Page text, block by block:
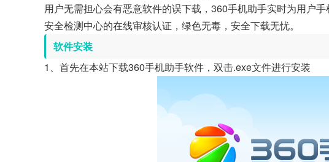
用户无需担心会有恶意软件的误下载，360手机助手实时为用户
安全检测中心的在线审核认证，绿色无毒，安全下载无忧。
软件安装
1、首先在本站下载360手机助手软件，双击.exe文件进行安装